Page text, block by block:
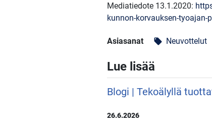
Mediatiedote 13.1.2020:
kunnon-korvauksen-tyoajan-
Asiasanat local_offer Neuvottelut
Lue lisää
Blogi | Tekoälyllä
26.6.2026